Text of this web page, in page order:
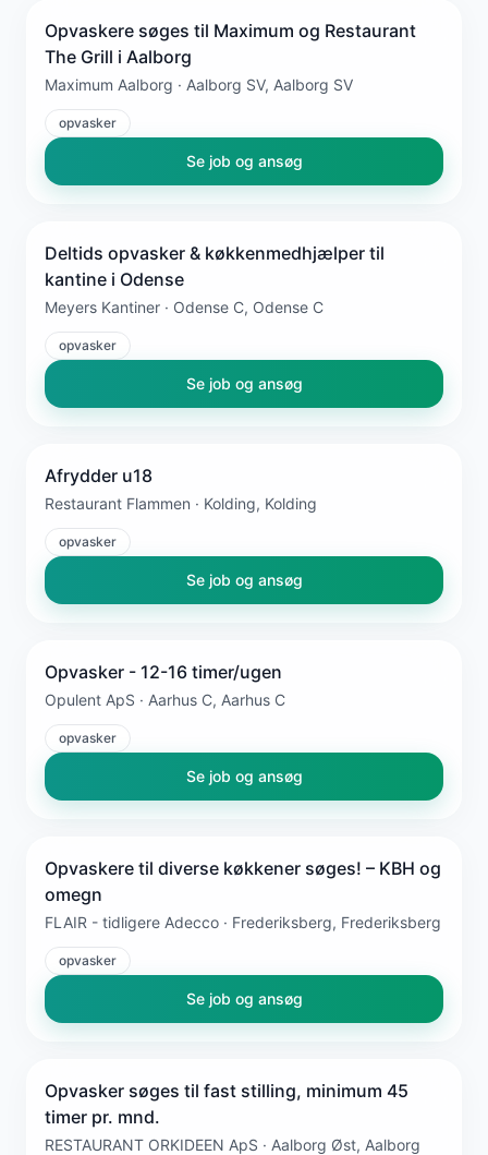
Opvaskere søges til Maximum og Restaurant
The Grill i Aalborg
Maximum Aalborg · Aalborg SV, Aalborg SV
opvasker
Se job og ansøg
Deltids opvasker & køkkenmedhjælper til
kantine i Odense
Meyers Kantiner · Odense C, Odense C
opvasker
Se job og ansøg
Afrydder u18
Restaurant Flammen · Kolding, Kolding
opvasker
Se job og ansøg
Opvasker - 12-16 timer/ugen
Opulent ApS · Aarhus C, Aarhus C
opvasker
Se job og ansøg
Opvaskere til diverse køkkener søges! – KBH og
omegn
FLAIR - tidligere Adecco · Frederiksberg, Frederiksberg
opvasker
Se job og ansøg
Opvasker søges til fast stilling, minimum 45
timer pr. mnd.
RESTAURANT ORKIDEEN ApS · Aalborg Øst, Aalborg